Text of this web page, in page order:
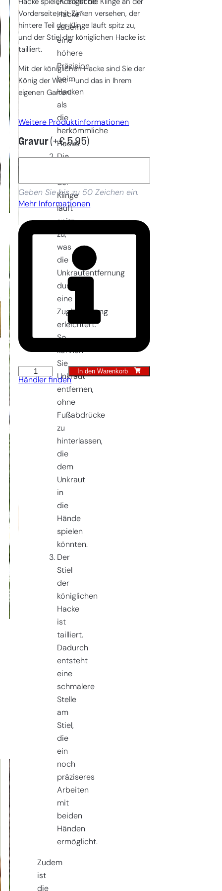
Hacke spielen. So ist die Klinge an der
Vorderseite mit Zinken versehen, der
hintere Teil der Klinge läuft spitz zu,
und der Stiel der königlichen Hacke ist
tailliert.
Mit der königlichen Hacke sind Sie der
König der Welt – und das in Ihrem
eigenen Garten!
Weitere Produktinformationen
Gravur(+€5,95)
Geben Sie bis zu 50 Zeichen ein.
Mehr Informationen
Royal-
Hacke
In den Warenkorb
Händler finden
„Königliche
Hacke“
zudem
eine
höhere
Präzision
beim
Hacken
als
die
herkömmliche
Hacke.
Die
der
Klinge
läuft
spitz
zu,
was
die
Unkrautentfernung
durch
eine
Zugbewegung
erleichtert.
So
können
Sie
Unkraut
entfernen,
ohne
Fußabdrücke
zu
hinterlassen,
die
dem
Unkraut
in
die
Hände
spielen
könnten.
Der
Stiel
der
königlichen
Hacke
ist
tailliert.
Dadurch
entsteht
eine
schmalere
Stelle
am
Stiel,
die
ein
noch
präziseres
Arbeiten
mit
beiden
Händen
ermöglicht.
Zudem
ist
die